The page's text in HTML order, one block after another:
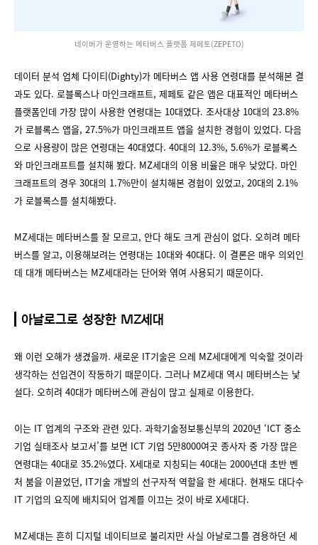
네이버가 운영하는 메타버스 플랫폼 제페토(ZEPETO)
데이터 분석 업체 다이티(Dighty)가 메타버스 앱 사용 연령대를 분석해본 결
과도 있다. 로블록스나 마인크래프트, 제페토 같은 앱은 대표적인 메타버스
플랫폼인데 가장 많이 사용한 연령대는 10대였다. 조사대상 10대의 23.8%
가 로블록스 앱을, 27.5%가 마인크래프트 앱을 설치한 경험이 있었다. 다음
으로 사용량이 많은 연령대는 40대였다. 40대의 12.3%, 5.6%가 로블록스
와 마인크래프트를 설치해 봤다. MZ세대의 이용 비율은 매우 낮았다. 마인
크래프트의 경우 30대의 1.7%만이 설치해본 경험이 있었고, 20대의 2.1%
가 로블록스를 설치해봤다.
MZ세대는 메타버스를 잘 모르고, 안다 해도 크게 관심이 없다. 오히려 메타
버스를 알고, 이용해보려는 연령대는 10대와 40대다. 이 결론은 매우 의외인
데 대개 메타버스는 MZ세대라는 단어와 엮여 사용되기 때문이다.
아날로그로 성장한 MZ세대
왜 이런 오해가 생겼을까. 새로운 IT기술은 으레 MZ세대에게 익숙할 것이라
생각하는 선입견이 작동하기 때문이다. 그러나 MZ세대 역시 메타버스는 낯
설다. 오히려 40대가 메타버스에 관심이 많고 실제로 이용한다.
이는 IT 업계의 구조와 관련 있다. 과학기술정보통신부의 2020년 ‘ICT 중소
기업 실태조사 보고서’를 보면 ICT 기업 5만8000여곳 종사자 중 가장 많은
연령대는 40대로 35.2%였다. X세대로 지칭되는 40대는 2000년대 초반 벤
처 붐을 이끌었던, IT기술 개발의 선구자적 역할을 한 세대다. 현재도 대다수
IT 기업의 요직에 배치되어 업계를 이끄는 것이 바로 X세대다.
MZ세대는 흔히 디지털 네이티브로 불리지만 사실 아날로그를 겸용하던 세